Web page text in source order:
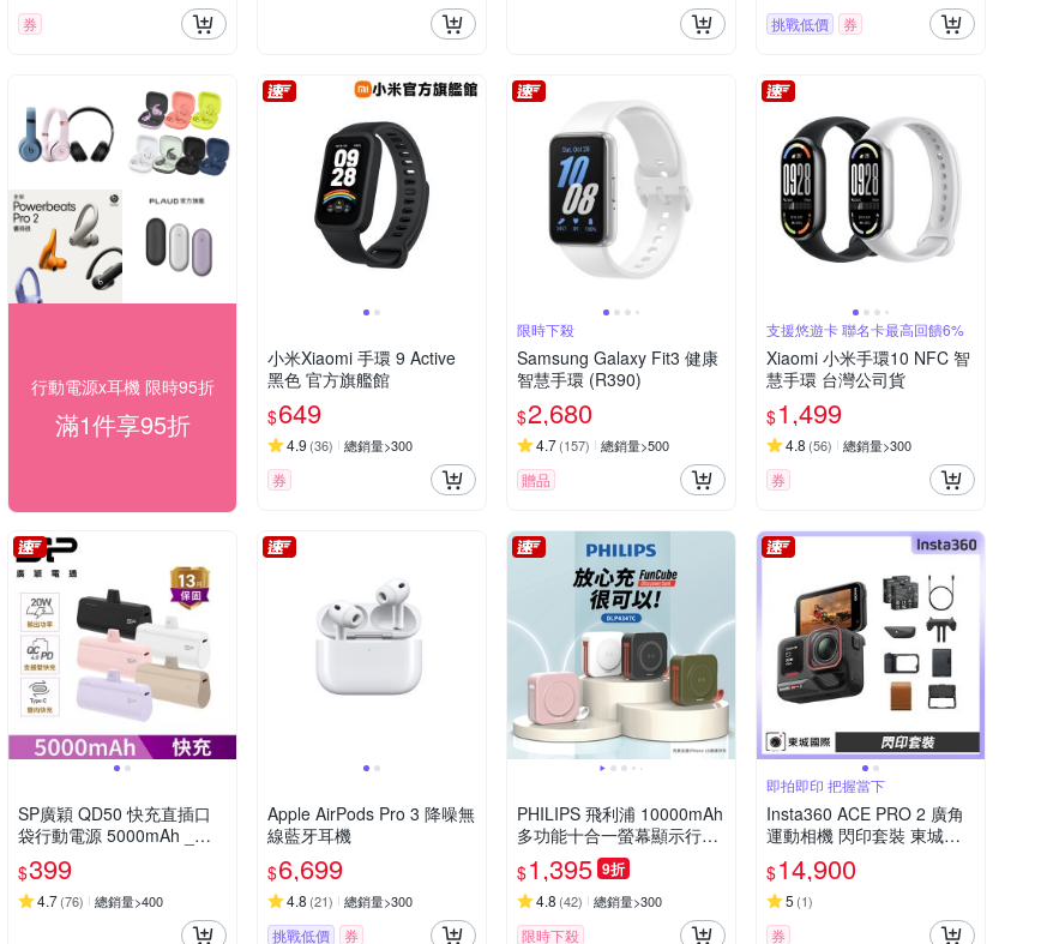
券 挑戰低價 券
行動電源x耳機 限時95折
滿1件享95折
小米Xiaomi 手環 9 Active
黑色 官方旗艦館
$649
4.9 (36) 總銷量>300
券
限時下殺
Samsung Galaxy Fit3 健康
智慧手環 (R390)
$2,680
4.7(157) 總銷量>500
贈品
支援悠遊卡 聯名卡最高回饋6%
Xiaomi 小米手環10 NFC 智
慧手環 台灣公司貨
$1,499
4.8 (56) 總銷量>300
券
SP廣穎 QD50 快充直插口
袋行動電源 5000mAh _具W
h標示
$399
4.7(76) 總銷量>400
Apple AirPods Pro 3 降噪無
線藍牙耳機
$6,699
4.8 (21) 總銷量>300
挑戰低價 券
PHILIPS 飛利浦 10000mAh
多功能十合一螢幕顯示行動
電源 DLP4347C
$1,395 9折
4.8 (42) 總銷量>300
限時下殺
即拍即印 把握當下
Insta360 ACE PRO 2 廣角
運動相機 閃印套裝 東城代
理公司貨
$14,900
5 (1)
券